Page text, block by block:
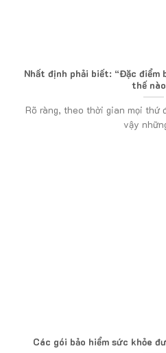
Nhất định phải biết: “Đặc
thế
Rõ ràng, theo thời gian mọi thứ
vậy
Các gói bảo hiểm sức khỏe